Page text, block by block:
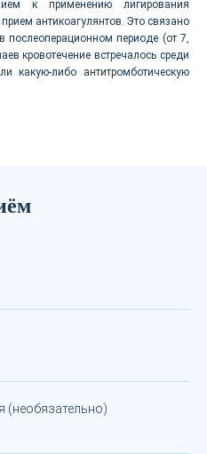
к применению лигирования
антикоагулянтов. Это связано
послеоперационном периоде (от 7,
кровотечение встречалось среди
какую-либо антитромботическую
(необязательно)